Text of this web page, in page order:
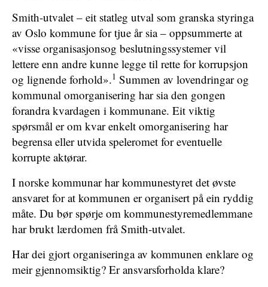
Smith-utvalet – eit statleg utval som granska styringa
av Oslo kommune for tjue år sia – oppsummerte at
«visse organisasjonsog beslutningssystemer vil
lettere enn andre kunne legge til rette for korrupsjon
og lignende forhold».1 Summen av lovendringar og
kommunal omorganisering har sia den gongen
forandra kvardagen i kommunane. Eit viktig
spørsmål er om kvar enkelt omorganisering har
begrensa eller utvida speleromet for eventuelle
korrupte aktørar.
I norske kommunar har kommunestyret det øvste
ansvaret for at kommunen er organisert på ein ryddig
måte. Du bør spørje om kommunestyremedlemmane
har brukt lærdomen frå Smith-utvalet.
Har dei gjort organiseringa av kommunen enklare og
meir gjennomsiktig? Er ansvarsforholda klare?